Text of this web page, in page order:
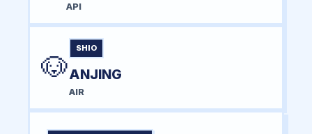
API
🐶
SHIO
ANJING
AIR